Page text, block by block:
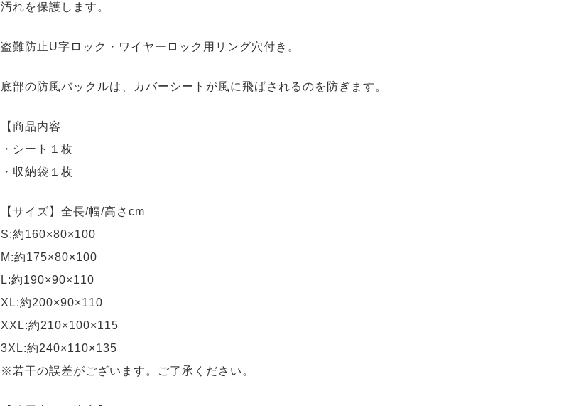
汚れを保護します。
盗難防止U字ロック・ワイヤーロック用リング穴付き。
底部の防風バックルは、カバーシートが風に飛ばされるのを防ぎます。
【商品内容
・シート１枚
・収納袋１枚
【サイズ】全長/幅/高さcm
S:約160×80×100
M:約175×80×100
L:約190×90×110
XL:約200×90×110
XXL:約210×100×115
3XL:約240×110×135
※若干の誤差がございます。ご了承ください。